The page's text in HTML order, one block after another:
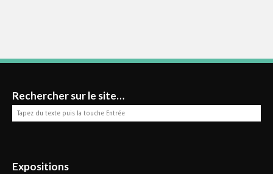
Rechercher sur le site…
Expositions